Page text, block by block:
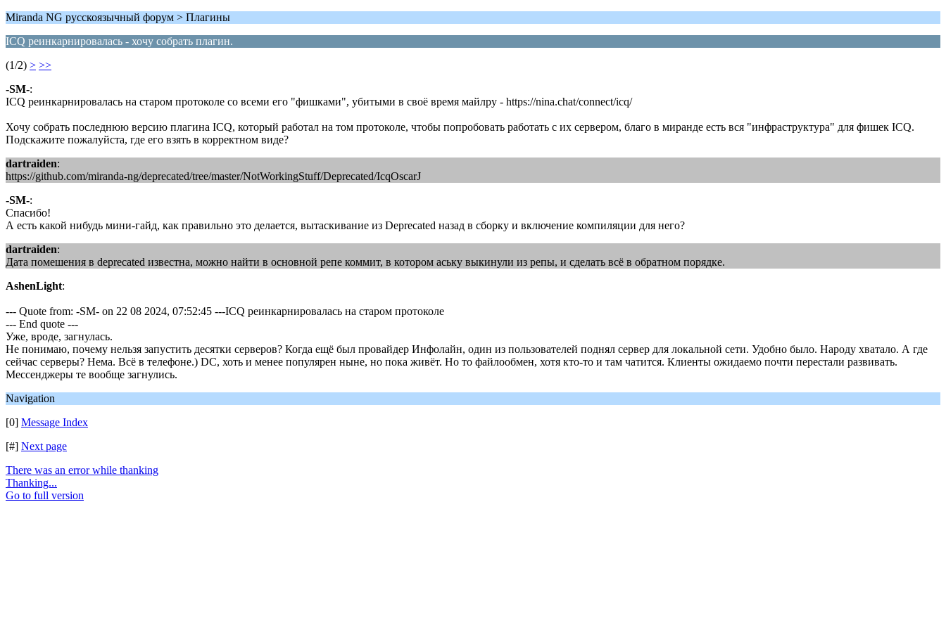
Miranda NG русскоязычный форум > Плагины
ICQ реинкарнировалась - хочу собрать плагин.
(1/2) > >>
-SM-:
ICQ реинкарнировалась на старом протоколе со всеми его "фишками", убитыми в своё время майлру - https://nina.chat/connect/icq/
Хочу собрать последнюю версию плагина ICQ, который работал на том протоколе, чтобы попробовать работать с их сервером, благо в миранде есть вся "инфраструктура" для фишек ICQ.
Подскажите пожалуйста, где его взять в корректном виде?
dartraiden:
https://github.com/miranda-ng/deprecated/tree/master/NotWorkingStuff/Deprecated/IcqOscarJ
-SM-:
Спасибо!
А есть какой нибудь мини-гайд, как правильно это делается, вытаскивание из Deprecated назад в сборку и включение компиляции для него?
dartraiden:
Дата помешения в deprecated известна, можно найти в основной репе коммит, в котором аську выкинули из репы, и сделать всё в обратном порядке.
AshenLight:
--- Quote from: -SM- on 22 08 2024, 07:52:45 ---ICQ реинкарнировалась на старом протоколе
--- End quote ---
Уже, вроде, загнулась.
Не понимаю, почему нельзя запустить десятки серверов? Когда ещё был провайдер Инфолайн, один из пользователей поднял сервер для локальной сети. Удобно было. Народу хватало. А где
сейчас серверы? Нема. Всё в телефоне.) DC, хоть и менее популярен ныне, но пока живёт. Но то файлообмен, хотя кто-то и там чатится. Клиенты ожидаемо почти перестали развивать.
Мессенджеры те вообще загнулись.
Navigation
[0] Message Index
[#] Next page
There was an error while thanking
Thanking...
Go to full version